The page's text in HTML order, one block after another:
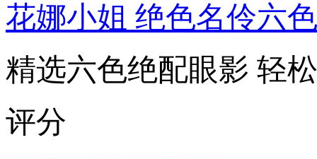
花娜小姐 绝色名伶六
精选六色绝配眼影 轻
评分